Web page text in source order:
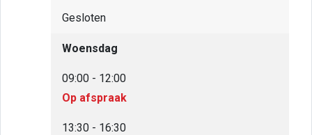
Gesloten
Woensdag
09:00 - 12:00
Op afspraak
13:30 - 16:30